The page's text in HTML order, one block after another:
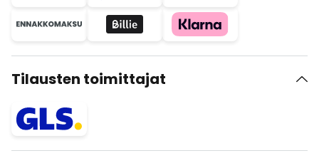
Tilausten toimittajat